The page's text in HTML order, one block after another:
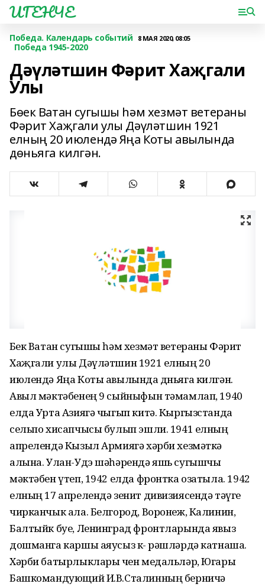
ИГЕНЧЕ
Победа. Календарь событий 8 МАЯ 2020, 08:05
Победа 1945-2020
Дәүләтшин Фәрит Хаҗгали
Улы
Бөек Ватан сугышы һәм хезмәт ветераны
Фәрит Хаҗгали улы Дәүләтшин 1921
елның 20 июлендә Яңа Коты авылында
дөньяга килгән.
Бөек Ватан сугышы һәм хезмәт ветераны Фәрит
Хаҗгали улы Дәүләтшин 1921 елның 20
июлендә Яңа Коты авылында дөньяга килгән.
Авыл мәктәбенең 9 сыйныфын тәмамлап, 1940
елда Урта Азиягә чыгып китә. Кыргызстанда
сельпо хисапчысы булып эшли. 1941 елның
апрелендә Кызыл Армиягә хәрби хезмәткә
алына. Улан-Удэ шәһәрендә яшь сугышчы
мәктәбен үтеп, 1942 елда фронтка озатыла. 1942
елның 17 апрелендә зенит дивизиясендә тәүге
чирканчык ала. Белгород, Воронеж, Калинин,
Балтыйк буе, Ленинград фронтларында явыз
дошманга каршы аяусыз кө- рәшләрдә катнаша.
Хәрби батырлыклары өчен медальләр, Югары
Башкомандующий И.В.Сталинның берничә